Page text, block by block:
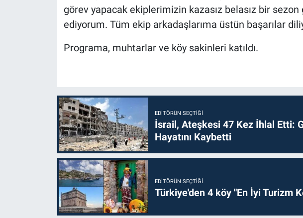
görev yapacak ekiplerimizin kazasız belasız bir
ediyorum. Tüm ekip arkadaşlarıma üstün başarılar
Programa, muhtarlar ve köy sakinleri katıldı.
EDITÖRÜN SEÇTIĞI
İsrail, Ateşkesi 47 Kez İhlal Etti:
Hayatını Kaybetti
EDITÖRÜN SEÇTIĞI
Türkiye'den 4 köy "En İyi Turizm